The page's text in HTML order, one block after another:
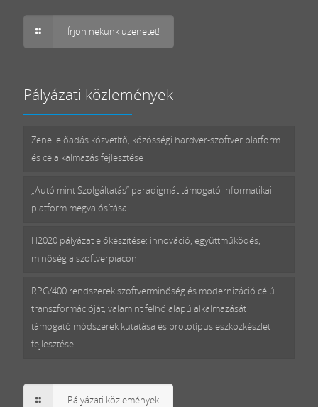
Írjon nekünk üzenetet!
Pályázati közlemények
Zenei előadás közvetítő, közösségi hardver-szoftver platform
és célalkalmazás fejlesztése
„Autó mint Szolgáltatás” paradigmát támogató informatikai
platform megvalósítása
H2020 pályázat előkészítése: innováció, együttműködés,
minőség a szoftverpiacon
RPG/400 rendszerek szoftverminőség és modernizáció célú
transzformációját, valamint felhő alapú alkalmazását
támogató módszerek kutatása és prototípus eszközkészlet
fejlesztése
Pályázati közlemények